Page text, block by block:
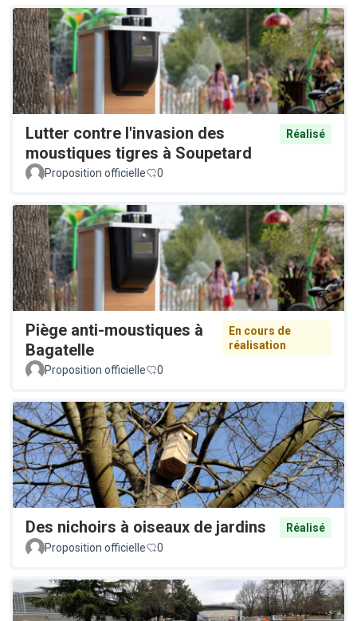
Lutter contre l'invasion des
moustiques tigres à Soupetard
Réalisé
Proposition officielle 0
Piège anti-moustiques à
Bagatelle
En cours de
réalisation
Proposition officielle
0
Des nichoirs à oiseaux de jardins
Réalisé
Proposition officielle
0